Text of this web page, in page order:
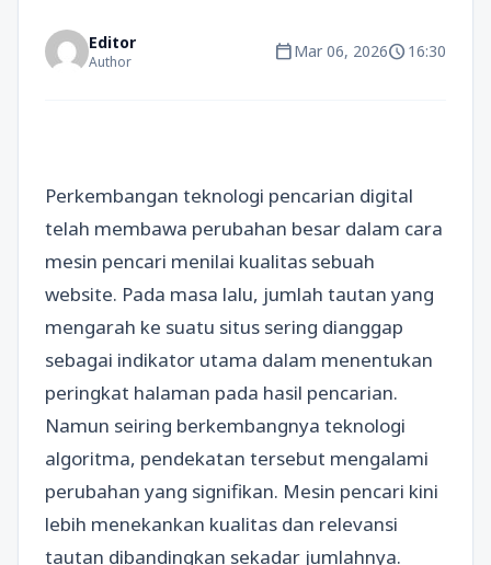
Editor
Author calendar_todayMar 06, 2026schedule16:30
Perkembangan teknologi pencarian digital
telah membawa perubahan besar dalam cara
mesin pencari menilai kualitas sebuah
website. Pada masa lalu, jumlah tautan yang
mengarah ke suatu situs sering dianggap
sebagai indikator utama dalam menentukan
peringkat halaman pada hasil pencarian.
Namun seiring berkembangnya teknologi
algoritma, pendekatan tersebut mengalami
perubahan yang signifikan. Mesin pencari kini
lebih menekankan kualitas dan relevansi
tautan dibandingkan sekadar jumlahnya.